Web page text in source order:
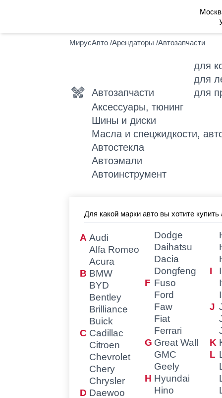
МирусАвто /Арендаторы /Автозапчасти
Автозапчасти
для
для
для
Аксессуары, тюнинг
Шины и диски
Масла и спецжидкости,
Автостекла
Автоэмали
Автоинструмент
Для какой марки авто вы хотите купить
Audi
Alfa Romeo
Acura
BMW
BYD
Bentley
Brilliance
Buick
Cadillac
Citroen
Chevrolet
Chery
Chrysler
Daewoo
Dodge
Daihatsu
Dacia
Dongfeng
Fuso
Ford
Faw
Fiat
Ferrari
Great Wall
GMC
Geely
Hyundai
Hino